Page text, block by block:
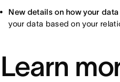
New details on how your
your data based on your
Learn